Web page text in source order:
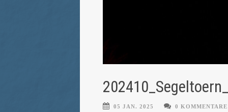
05 JAN. 2025 0 KOMMENTARE